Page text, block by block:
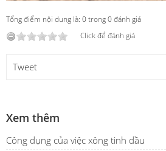
Tổng điểm nội dung là: 0 trong 0 đánh giá
Click để đánh giá
Tweet
Xem thêm
Công dụng của việc xông tinh dầu